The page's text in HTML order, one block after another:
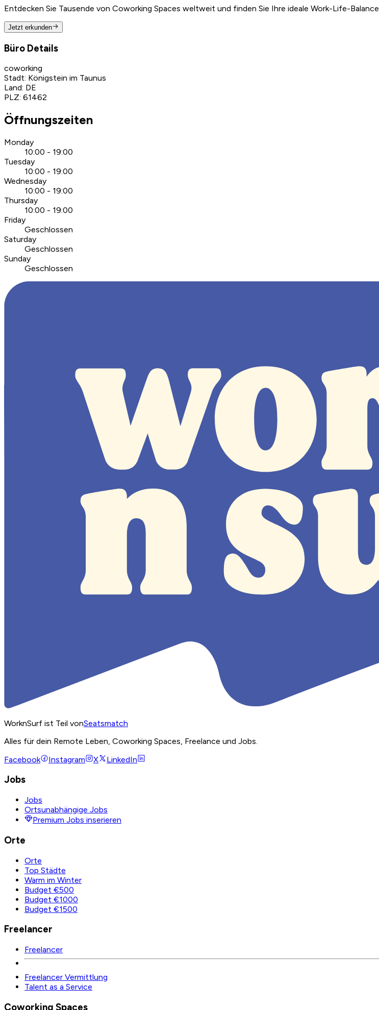
Entdecken Sie Tausende von Coworking Spaces weltweit und finden Sie Ihre ideale Work-Life-Balance.
Jetzt erkunden
Büro Details
coworking
Stadt: Königstein im Taunus
Land: DE
PLZ: 61462
Öffnungszeiten
Monday
10:00 - 19:00
Tuesday
10:00 - 19:00
Wednesday
10:00 - 19:00
Thursday
10:00 - 19:00
Friday
Geschlossen
Saturday
Geschlossen
Sunday
Geschlossen
WorknSurf ist Teil vonSeatsmatch
Alles für dein Remote Leben, Coworking Spaces, Freelance und Jobs.
Facebook
Instagram X LinkedIn
Jobs
Jobs
Ortsunabhängige Jobs
Premium Jobs inserieren
Orte
Orte
Top Städte
Warm im Winter
Budget €500
Budget €1000
Budget €1500
Freelancer
Freelancer
Freelancer Vermittlung
Talent as a Service
Coworking Spaces